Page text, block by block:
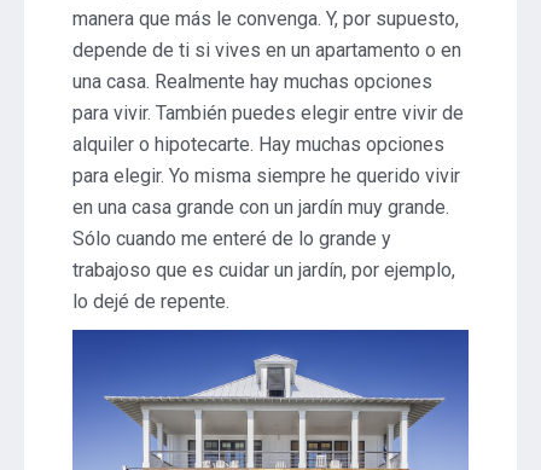
manera que más le convenga. Y, por supuesto,
depende de ti si vives en un apartamento o en
una casa. Realmente hay muchas opciones
para vivir. También puedes elegir entre vivir de
alquiler o hipotecarte. Hay muchas opciones
para elegir. Yo misma siempre he querido vivir
en una casa grande con un jardín muy grande.
Sólo cuando me enteré de lo grande y
trabajoso que es cuidar un jardín, por ejemplo,
lo dejé de repente.